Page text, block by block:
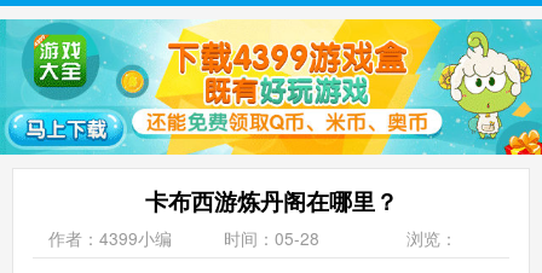
卡布西游炼丹阁在哪里？
作者：4399小编 时间：05-28 浏览：